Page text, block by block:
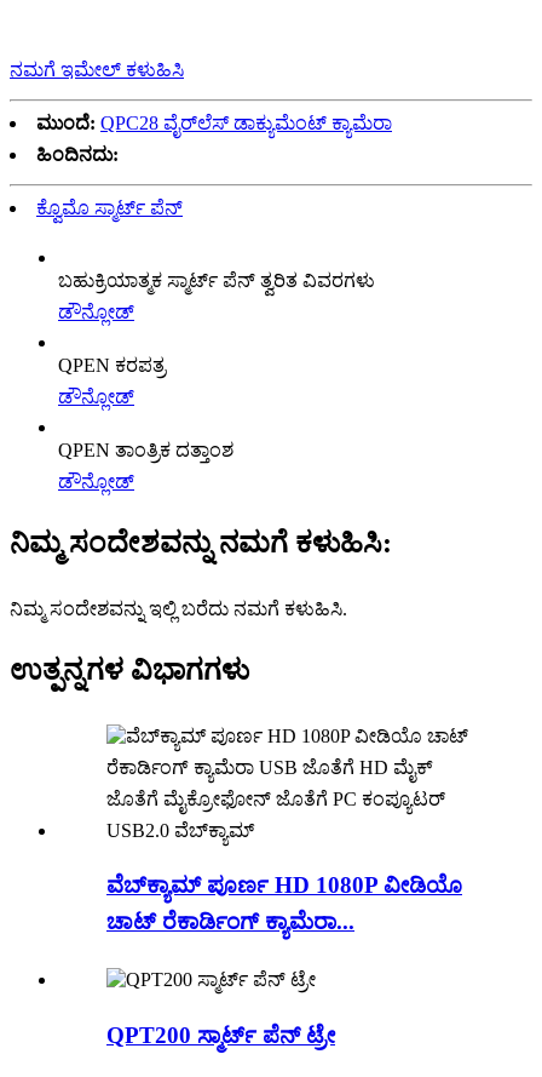
ನಮಗೆ ಇಮೇಲ್ ಕಳುಹಿಸಿ
ಮುಂದೆ: QPC28 ವೈರ್‌ಲೆಸ್ ಡಾಕ್ಯುಮೆಂಟ್ ಕ್ಯಾಮೆರಾ
ಹಿಂದಿನದು:
ಕ್ವೊಮೊ ಸ್ಮಾರ್ಟ್ ಪೆನ್
ಬಹುಕ್ರಿಯಾತ್ಮಕ ಸ್ಮಾರ್ಟ್ ಪೆನ್ ತ್ವರಿತ ವಿವರಗಳು
ಡೌನ್ಲೋಡ್
QPEN ಕರಪತ್ರ
ಡೌನ್ಲೋಡ್
QPEN ತಾಂತ್ರಿಕ ದತ್ತಾಂಶ
ಡೌನ್ಲೋಡ್
ನಿಮ್ಮ ಸಂದೇಶವನ್ನು ನಮಗೆ ಕಳುಹಿಸಿ:
ನಿಮ್ಮ ಸಂದೇಶವನ್ನು ಇಲ್ಲಿ ಬರೆದು ನಮಗೆ ಕಳುಹಿಸಿ.
ಉತ್ಪನ್ನಗಳ ವಿಭಾಗಗಳು
ವೆಬ್‌ಕ್ಯಾಮ್ ಪೂರ್ಣ HD 1080P ವೀಡಿಯೊ
ಚಾಟ್ ರೆಕಾರ್ಡಿಂಗ್ ಕ್ಯಾಮೆರಾ...
QPT200 ಸ್ಮಾರ್ಟ್ ಪೆನ್ ಟ್ರೇ